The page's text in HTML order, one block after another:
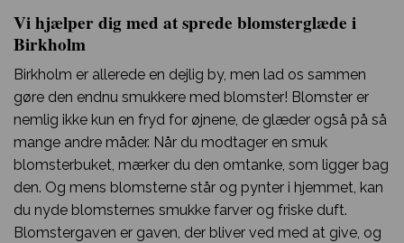
Vi hjælper dig med at sprede blomsterglæde i
Birkholm
Birkholm er allerede en dejlig by, men lad os sammen
gøre den endnu smukkere med blomster! Blomster er
nemlig ikke kun en fryd for øjnene, de glæder også på så
mange andre måder. Når du modtager en smuk
blomsterbuket, mærker du den omtanke, som ligger bag
den. Og mens blomsterne står og pynter i hjemmet, kan
du nyde blomsternes smukke farver og friske duft.
Blomstergaven er gaven, der bliver ved med at give, og